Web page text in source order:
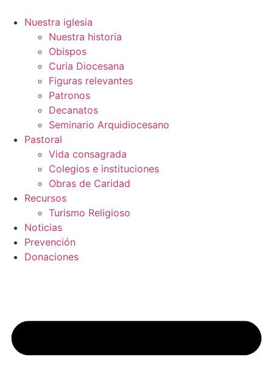
contenido
Nuestra iglesia
Nuestra historia
Obispos
Curia Diocesana
Figuras relevantes
Patronos
Decanatos
Seminario Arquidiocesano
Pastoral
Vida consagrada
Colegios e instituciones
Obras de Caridad
Recursos
Turismo Religioso
Noticias
Prevención
Donaciones